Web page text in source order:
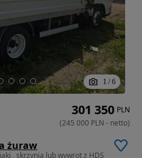
1 / 6
żuraw
, skrzynia lub wywrot z HDS
301 350 PLN
(245 000 PLN - netto)